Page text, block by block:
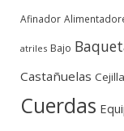
Afinador
atriles Bajo
Castañuelas
Cuerdas